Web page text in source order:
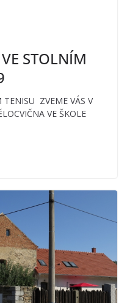
STOLNÍM
TENISU ZVEME VÁS V
VE ŠKOLE